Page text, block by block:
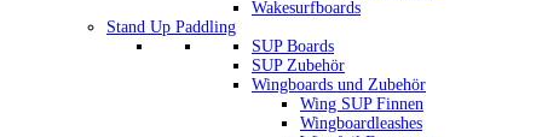
Wakesurfboards
Stand Up Paddling
SUP Boards
SUP Zubehör
Wingboards und Zubehör
Wing SUP Finnen
Wingboardleashes